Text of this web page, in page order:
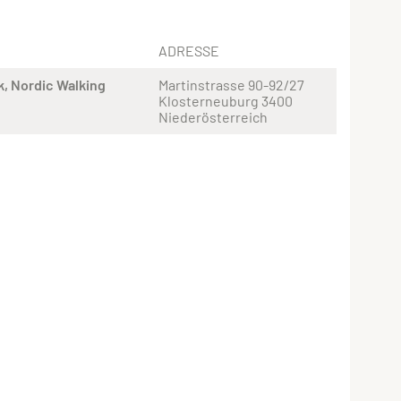
ADRESSE
Nordic Walking
Martinstrasse 90-92/27
Klosterneuburg 3400
Niederösterreich